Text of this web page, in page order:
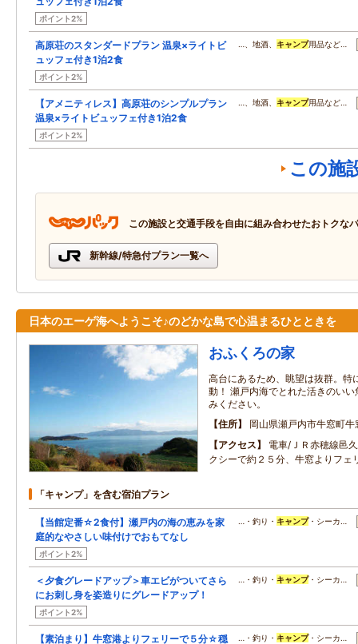
ポイント2%
高原荘のスタンダードプラン 温泉×ライトビ
ュッフェ付き1泊2食
ポイント2%
…、地酒、 キャンプ用品など…
【アメニティレス】高原荘のシンプルプラン
温泉×ライトビュッフェ付き1泊2食
ポイント2%
…、地酒、 キャンプ用品など…
この施
この施設と交通手段を自由に組み合わせたおトクな
新幹線/特急付プラン一覧へ
日本のエーゲ海へようこそ♪のどかな島で心温まるひとときを
おふくろの家
高台にあるため、眺望は抜群。特
動！ 瀬戸内海でとれた活きのい
みください。
住所
岡山県瀬戸内市牛窓町牛
アクセス
電車/ＪＲ赤穂線邑
クシーで約２５分、牛窓よりフェ
「キャンプ」を含む宿泊プラン
【当館定番☆2食付】瀬戸内の海の恵みを家
庭的なやさしい味付けでおもてなし
ポイント2%
…・釣り・ キャンプ・シーカ…
＜夕食グレードアップ＞車エビがついてさら
にお刺し身を姿造りにグレードアップ！
ポイント2%
…・釣り・ キャンプ・シーカ…
【素泊まり】牛窓港よりフェリーで５分☆穏
…・釣り・ キャンプ・シーカ…